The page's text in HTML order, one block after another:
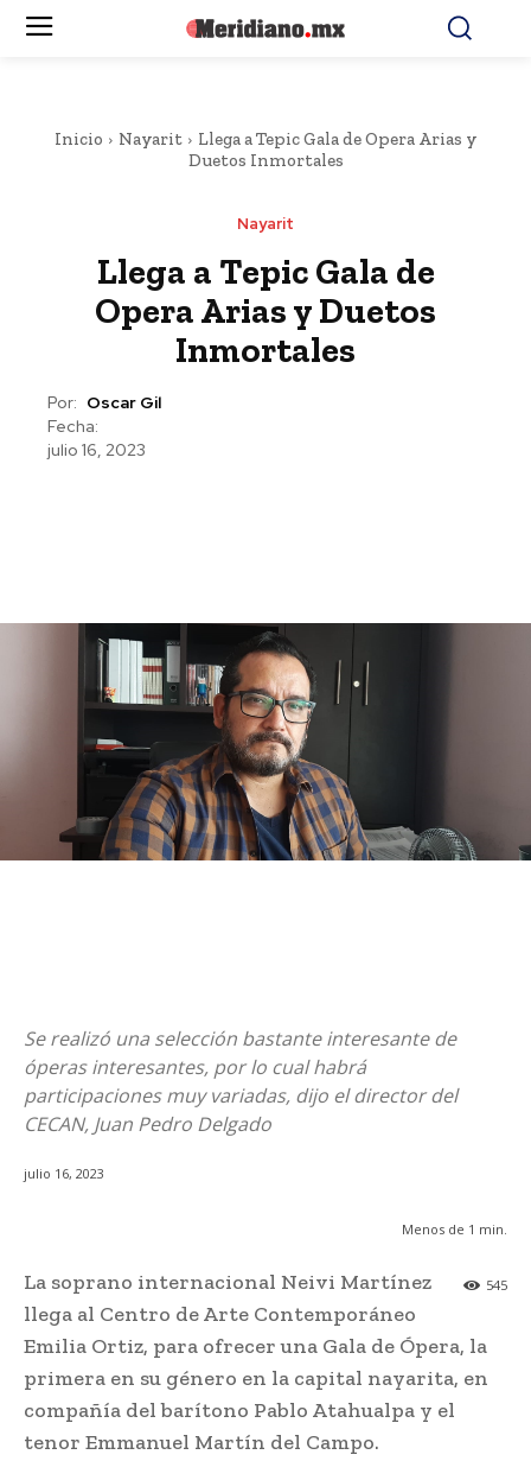
Inicio Nayarit
Llega a Tepic Gala de Opera Arias y
Duetos Inmortales
Nayarit
Llega a Tepic Gala de
Opera Arias y Duetos
Inmortales
Por: Oscar Gil
Fecha:
julio 16, 2023
Se realizó una selección bastante interesante de
óperas interesantes, por lo cual habrá
participaciones muy variadas, dijo el director del
CECAN, Juan Pedro Delgado
julio 16, 2023
Menos de 1 min.
545
La soprano internacional Neivi Martínez
llega al Centro de Arte Contemporáneo
Emilia Ortiz, para ofrecer una Gala de Ópera, la
primera en su género en la capital nayarita, en
compañía del barítono Pablo Atahualpa y el
tenor Emmanuel Martín del Campo.